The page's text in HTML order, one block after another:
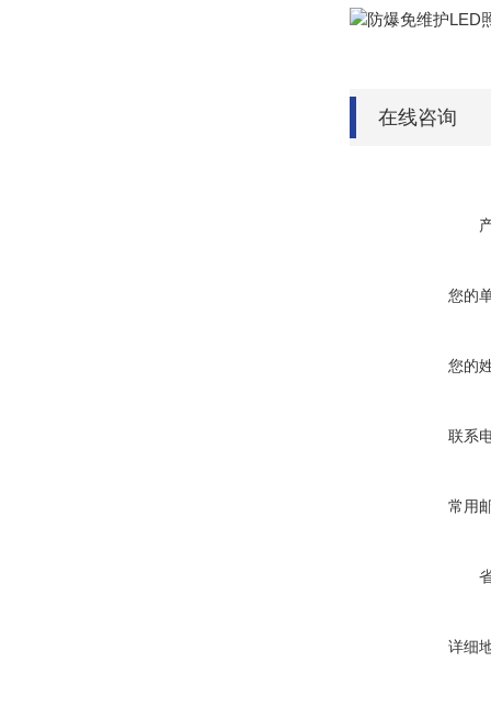
在线咨询
您的
您的
联系
常用
详细